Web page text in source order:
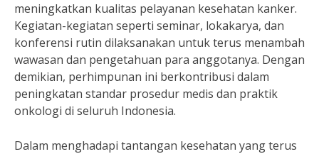
meningkatkan kualitas pelayanan kesehatan kanker.
Kegiatan-kegiatan seperti seminar, lokakarya, dan
konferensi rutin dilaksanakan untuk terus menambah
wawasan dan pengetahuan para anggotanya. Dengan
demikian, perhimpunan ini berkontribusi dalam
peningkatan standar prosedur medis dan praktik
onkologi di seluruh Indonesia.
Dalam menghadapi tantangan kesehatan yang terus